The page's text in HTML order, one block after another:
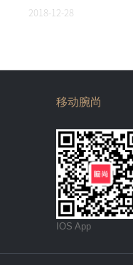
2018-12-28
移动腕尚
IOS App